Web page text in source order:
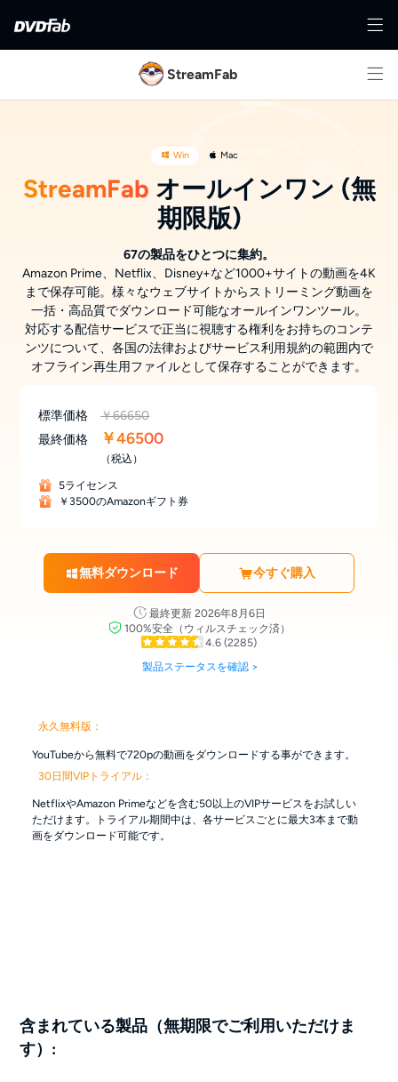
StreamFab
Win Mac
StreamFab オールインワン (無
期限版)
67の製品をひとつに集約。
Amazon Prime、Netflix、Disney+など1000+サイトの動画を4K
まで保存可能。様々なウェブサイトからストリーミング動画を
一括・高品質でダウンロード可能なオールインワンツール。
対応する配信サービスで正当に視聴する権利をお持ちのコンテ
ンツについて、各国の法律およびサービス利用規約の範囲内で
オフライン再生用ファイルとして保存することができます。
標準価格
￥66650
最終価格
￥46500
（税込）
5ライセンス
￥3500のAmazonギフト券
無料ダウンロード 今すぐ購入
最終更新 2026年8月6日
100%安全（ウィルスチェック済）
4.6 (2285)
製品ステータスを確認 >
永久無料版：
YouTubeから無料で720pの動画をダウンロードする事ができます。
30日間VIPトライアル：
NetflixやAmazon Primeなどを含む50以上のVIPサービスをお試しい
ただけます。トライアル期間中は、各サービスごとに最大3本まで動
画をダウンロード可能です。
含まれている製品（無期限でご利用いただけま
す）: